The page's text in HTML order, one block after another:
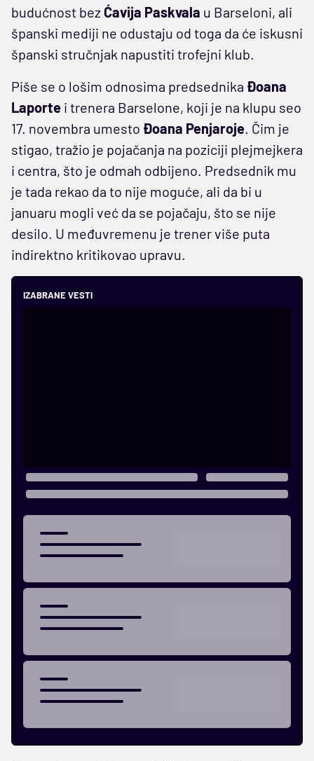
budućnost bez Ćavija Paskvala u Barseloni, ali
španski mediji ne odustaju od toga da će iskusni
španski stručnjak napustiti trofejni klub.
Piše se o lošim odnosima predsednika Đoana
Laporte i trenera Barselone, koji je na klupu seo
17. novembra umesto Đoana Penjaroje. Čim je
stigao, tražio je pojačanja na poziciji plejmejkera
i centra, što je odmah odbijeno. Predsednik mu
je tada rekao da to nije moguće, ali da bi u
januaru mogli već da se pojačaju, što se nije
desilo. U međuvremenu je trener više puta
indirektno kritikovao upravu.
IZABRANE VESTI